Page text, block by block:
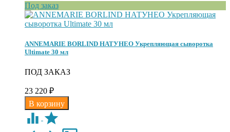
Под заказ
ANNEMARIE BORLIND НАТУНЕО Укрепляющая сыворотка
Ultimate 30 мл
ПОД ЗАКАЗ
23 220 ₽